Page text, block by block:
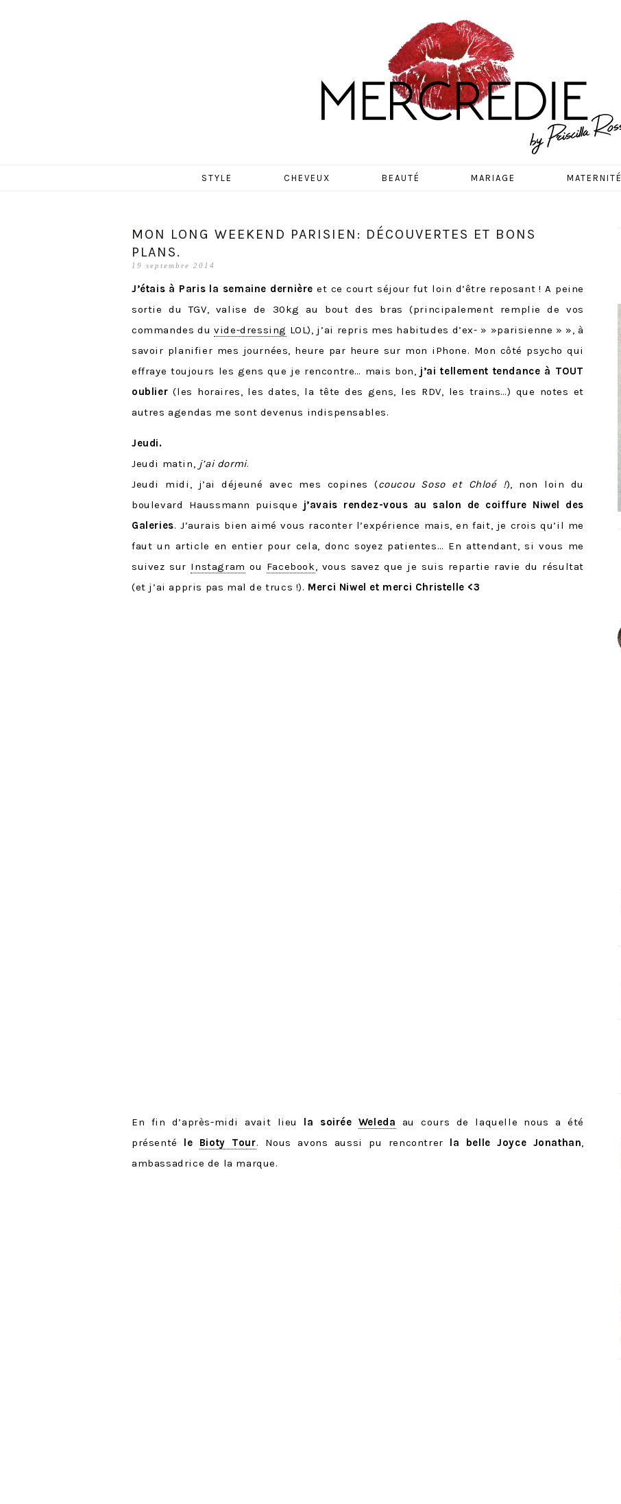
MERCREDIE
STYLE CHEVEUX BEAUTÉ MARIAGE MATERNITÉ
MON LONG WEEKEND PARISIEN: DÉCOUVERTES ET BONS
PLANS.
19 septembre 2014
J’étais à Paris la semaine dernière et ce court séjour fut loin d’être reposant ! A peine
sortie du TGV, valise de 30kg au bout des bras (principalement remplie de vos
commandes duvide-dressing LOL), j’ai repris mes habitudes d’ex- » »parisienne » », à
savoir planifier mes journées, heure par heure sur mon iPhone. Mon côté psycho qui
effraye toujours les gens que je rencontre… mais bon, j’ai tellement tendance à TOUT
oublier (les horaires, les dates, la tête des gens, les RDV, les trains…) que notes et
autres agendas me sont devenus indispensables.
Jeudi.
Jeudi matin, j’ai dormi.
Jeudi midi, j’ai déjeuné avec mes copines (coucou Soso et Chloé !), non loin du
boulevard Haussmann puisque j’avais rendez-vous au salon de coiffure Niwel des
Galeries. J’aurais bien aimé vous raconter l’expérience mais, en fait, je crois qu’il me
faut un article en entier pour cela, donc soyez patientes… En attendant, si vous me
suivez sur Instagram ou Facebook, vous savez que je suis repartie ravie du résultat
(et j’ai appris pas mal de trucs !). Merci Niwel et merci Christelle <3
En fin d’après-midi avait lieu la soirée Weleda
au cours de laquelle nous a été
présenté le Bioty Tour. Nous avons aussi pu rencontrer la belle Joyce Jonathan,
ambassadrice de la marque.